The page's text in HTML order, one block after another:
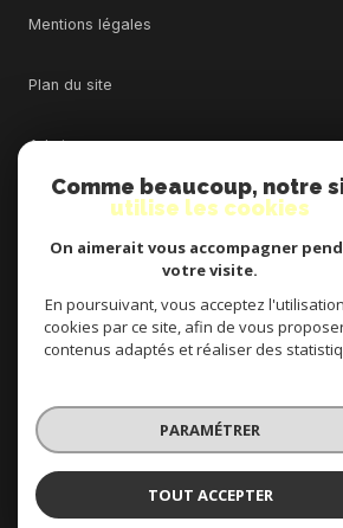
Mentions légales
Plan du site
Admin
Nos honoraires
Cookies
© 2026 | Tous droits réservés
Réalisé par
Comme beaucoup, notre
utilise les cookies
On aimerait vous accompagner
votre visite.
En poursuivant, vous acceptez
cookies par ce site, afin de vous
contenus adaptés et réaliser des
PARAMÉTRER
TOUT ACCEPTER